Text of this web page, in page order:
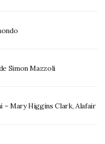
Simon Mazzoli
– Mary Higgins Clark, Alafair